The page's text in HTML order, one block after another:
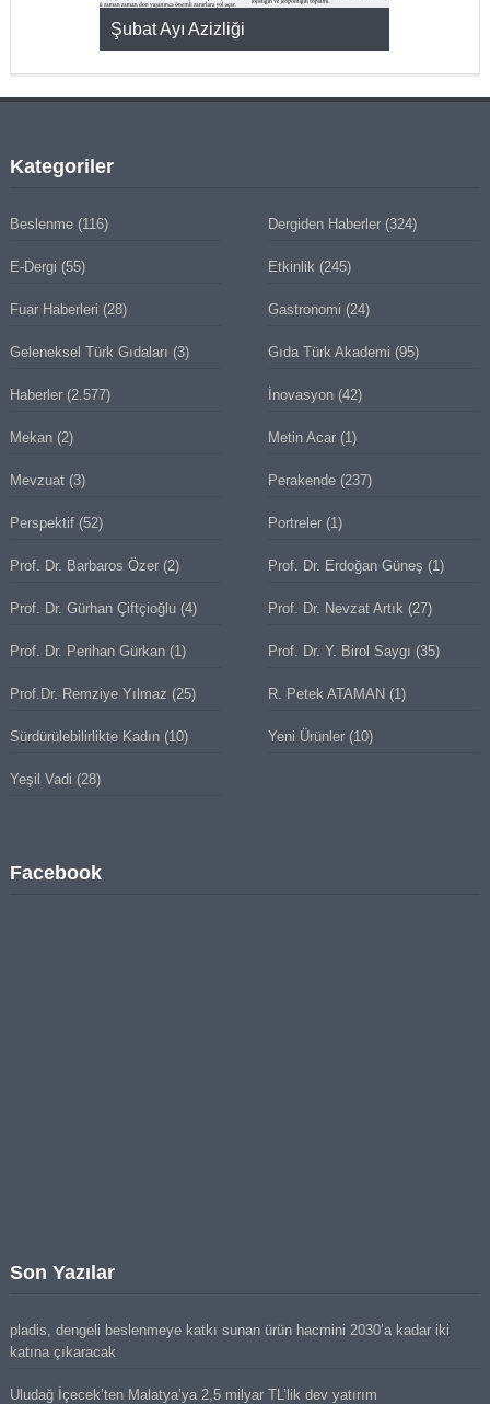
Şubat Ayı Azizliği
Kategoriler
Beslenme(116) Dergiden Haberler (324)
E-Dergi (55) Etkinlik (245)
Fuar Haberleri (28) Gastronomi (24)
Geleneksel Türk Gıdaları (3) Gıda Türk Akademi (95)
Haberler(2.577) İnovasyon (42)
Mekan(2) Metin Acar (1)
Mevzuat(3) Perakende (237)
Perspektif(52) Portreler (1)
Prof. Dr. Barbaros Özer(2) Prof. Dr. Erdoğan Güneş (1)
Prof. Dr. Gürhan Çiftçioğlu(4) Prof. Dr. Nevzat Artık (27)
Prof. Dr. Perihan Gürkan(1) Prof. Dr. Y. Birol Saygı (35)
Prof.Dr. Remziye Yılmaz (25) R. Petek ATAMAN (1)
Sürdürülebilirlikte Kadın(10) Yeni Ürünler (10)
Yeşil Vadi (28)
Facebook
Son Yazılar
pladis, dengeli beslenmeye katkı sunan ürün hacmini 2030’a kadar iki
katına çıkaracak
Uludağ İçecek’ten Malatya’ya 2,5 milyar TL’lik dev yatırım